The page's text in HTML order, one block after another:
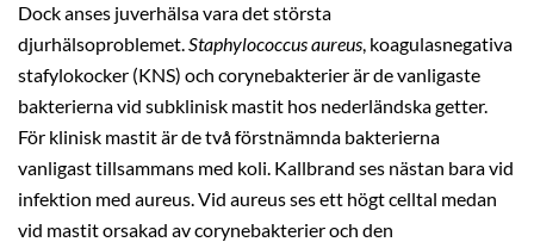
Dock anses juverhälsa vara det största
djurhälsoproblemet.Staphylococcus aureus, koagulasnegativa
stafylokocker (KNS) och corynebakterier är de vanligaste
bakterierna vid subklinisk mastit hos nederländska getter.
För klinisk mastit är de två förstnämnda bakterierna
vanligast tillsammans med koli. Kallbrand ses nästan bara vid
infektion med aureus. Vid aureus ses ett högt celltal medan
vid mastit orsakad av corynebakterier och den